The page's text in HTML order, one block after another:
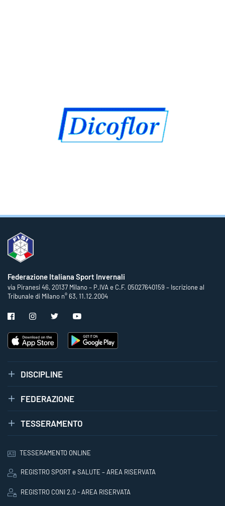
Federazione Italiana Sport Invernali
via Piranesi 46, 20137 Milano – P.IVA e C.F. 05027640159 – Iscrizione al
Tribunale di Milano n° 63, 11.12.2004
DISCIPLINE
FEDERAZIONE
TESSERAMENTO
TESSERAMENTO ONLINE
REGISTRO SPORT e SALUTE – AREA RISERVATA
REGISTRO CONI 2.0 - AREA RISERVATA